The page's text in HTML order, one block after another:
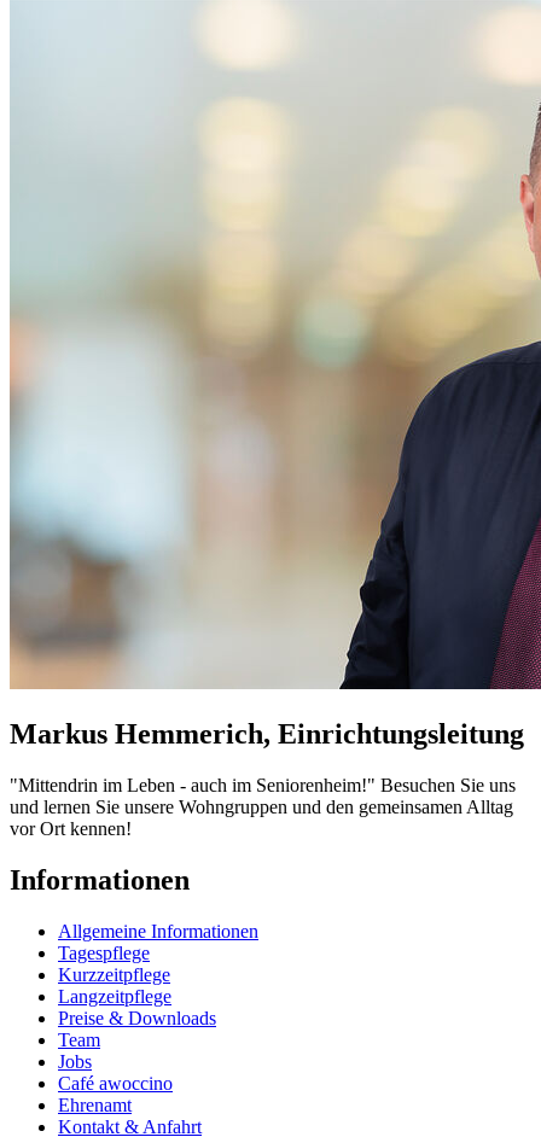
Markus Hemmerich, Einrichtungsleitung
"Mittendrin im Leben - auch im Seniorenheim!" Besuchen Sie uns
und lernen Sie unsere Wohngruppen und den gemeinsamen Alltag
vor Ort kennen!
Informationen
Allgemeine Informationen
Tagespflege
Kurzzeitpflege
Langzeitpflege
Preise & Downloads
Team
Jobs
Café awoccino
Ehrenamt
Kontakt & Anfahrt